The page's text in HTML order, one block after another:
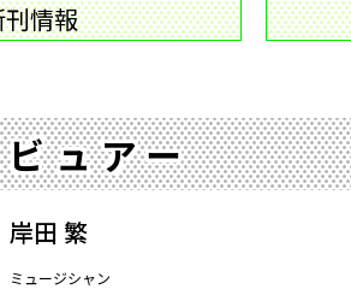
情報
ュアー
岸田 繁
ミュージシャン